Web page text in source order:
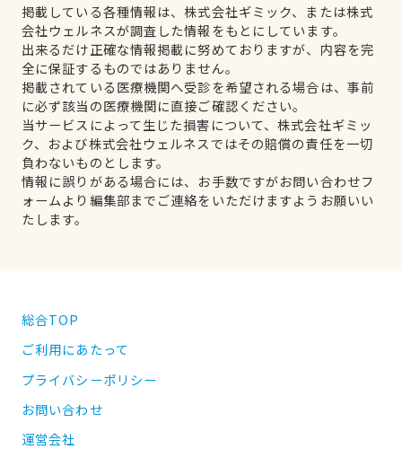
掲載している各種情報は、株式会社ギミック、または株式
会社ウェルネスが調査した情報をもとにしています。
出来るだけ正確な情報掲載に努めておりますが、内容を完
全に保証するものではありません。
掲載されている医療機関へ受診を希望される場合は、事前
に必ず該当の医療機関に直接ご確認ください。
当サービスによって生じた損害について、株式会社ギミッ
ク、および株式会社ウェルネスではその賠償の責任を一切
負わないものとします。
情報に誤りがある場合には、お手数ですがお問い合わせフ
ォームより編集部までご連絡をいただけますようお願いい
たします。
総合TOP
ご利用にあたって
プライバシーポリシー
お問い合わせ
運営会社